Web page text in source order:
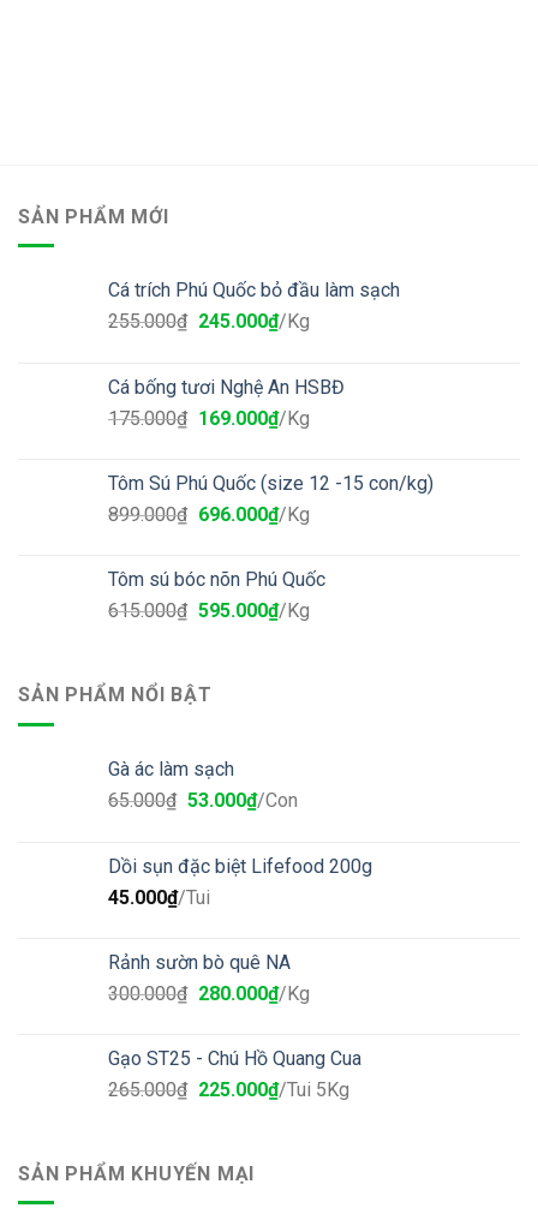
SẢN PHẨM MỚI
Cá trích Phú Quốc bỏ đầu làm sạch
255.000₫ 245.000₫/Kg
Cá bống tươi Nghệ An HSBĐ
175.000₫ 169.000₫/Kg
Tôm Sú Phú Quốc (size 12 -15 con/kg)
899.000₫ 696.000₫/Kg
Tôm sú bóc nõn Phú Quốc
615.000₫ 595.000₫/Kg
SẢN PHẨM NỔI BẬT
Gà ác làm sạch
65.000₫ 53.000₫/Con
Dồi sụn đặc biệt Lifefood 200g
45.000₫/Tui
Rảnh sườn bò quê NA
300.000₫ 280.000₫/Kg
Gạo ST25 - Chú Hồ Quang Cua
265.000₫ 225.000₫/Tui 5Kg
SẢN PHẨM KHUYẾN MẠI